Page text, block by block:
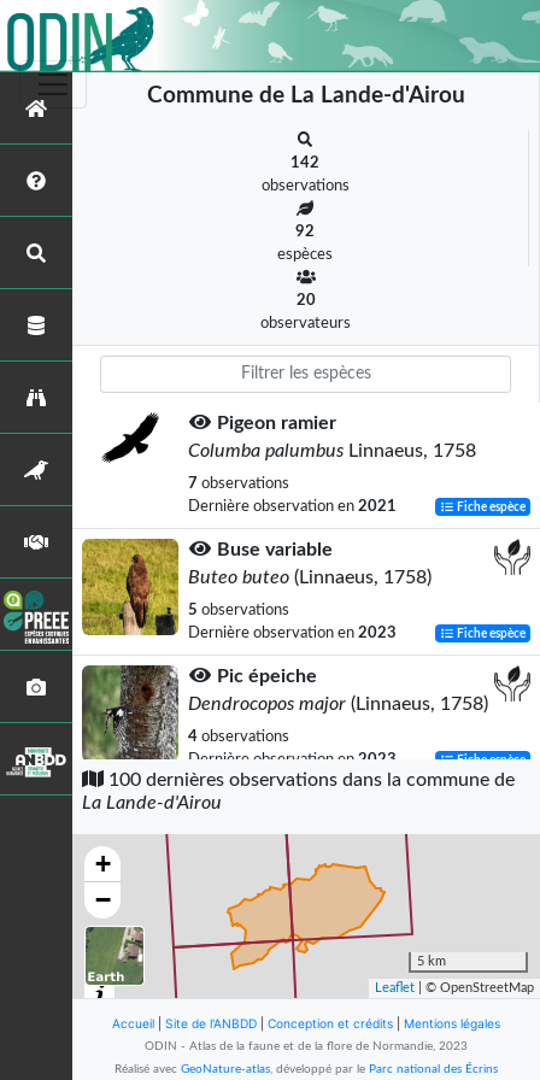
Commune de La Lande-d'Airou
142
observations
92
espèces
20
observateurs
Pigeon ramier
Columba palumbus Linnaeus, 1758
7 observations
Dernière observation en 2021 Fiche espèce
Buse variable
Buteo buteo (Linnaeus, 1758)
5 observations
Dernière observation en 2023 Fiche espèce
Pic épeiche
Dendrocopos major (Linnaeus, 1758)
4 observations
Dernière observation en 2023 Fiche espèce
Agrion élégant
Ischnura elegans(Vander Linden, 1820)
observations
Dernière observation en
2006
Bécasse des bois
Scolopax rusticola
Linnaeus, 1758
Goéland brun
100 dernières observations dans la commune de
La Lande-d'Airou
+
−
5 km
Leaflet | © OpenStreetMap
Accueil Site de l'ANBDD Conception et crédits Mentions légales
ODIN - Atlas de la faune et de la flore de Normandie, 2023
Réalisé avec GeoNature-atlas, développé par le Parc national des Écrins